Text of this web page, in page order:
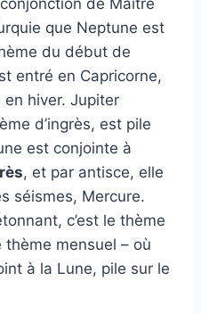
de Maître
que Neptune est
du début de
entré en Capricorne,
en hiver. Jupiter
d’ingrès, est pile
est conjointe à
, et par antisce, elle
séismes, Mercure.
c’est le thème
thème mensuel – où
à la Lune, pile sur le